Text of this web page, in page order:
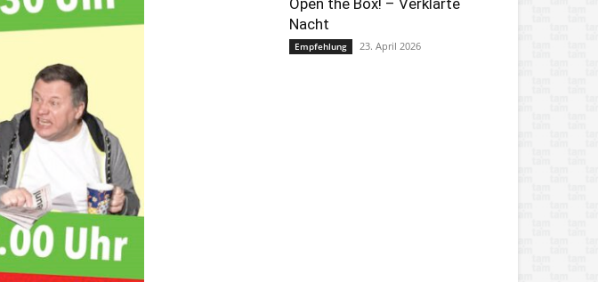
Open the Box! – Verklärte
Nacht
Empfehlung 23. April 2026